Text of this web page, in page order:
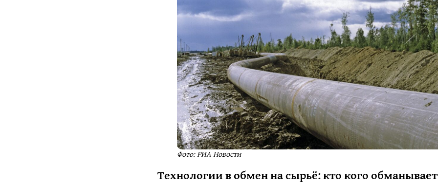
Фото: РИА Новости
Технологии в обмен на сырьё: кто кого обманывает